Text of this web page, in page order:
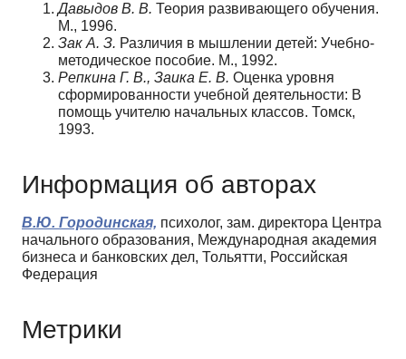
Давыдов В. В. Теория развивающего обучения.
М., 1996.
Зак А. З. Различия в мышлении детей: Учебно-
методическое пособие. М., 1992.
Репкина Г. В., Заика Е. В. Оценка уровня
сформированности учебной деятельности: В
помощь учителю начальных классов. Томск,
1993.
Информация об авторах
В.Ю. Городинская, психолог, зам. директора Центра
начального образования, Международная академия
бизнеса и банковских дел, Тольятти, Российская
Федерация
Метрики